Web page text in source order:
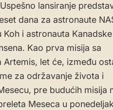
lansiranje
dana za astronaute
i astronauta Kanadske
Kao prva misija sa
let će, između
za održavanje života i
pre budućih misija
Meseca u